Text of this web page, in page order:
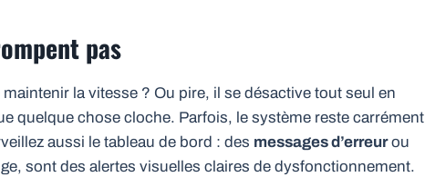
pas
la vitesse ? Ou pire, il se désactive tout seul en
quelque chose cloche. Parfois, le système reste carrément
aussi le tableau de bord : des messages d’erreurou
sont des alertes visuelles claires de dysfonctionnement.